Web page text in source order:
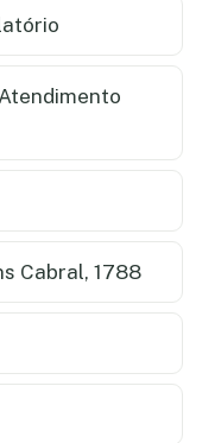
Atendimento
Cabral, 1788